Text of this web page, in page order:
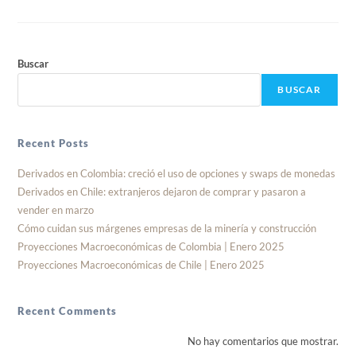
Buscar
BUSCAR
Recent Posts
Derivados en Colombia: creció el uso de opciones y swaps de monedas
Derivados en Chile: extranjeros dejaron de comprar y pasaron a
vender en marzo
Cómo cuidan sus márgenes empresas de la minería y construcción
Proyecciones Macroeconómicas de Colombia | Enero 2025
Proyecciones Macroeconómicas de Chile | Enero 2025
Recent Comments
No hay comentarios que mostrar.